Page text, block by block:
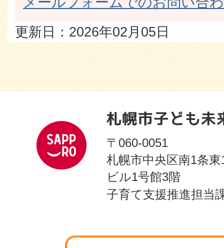
更新日：2026年02月05日
〒060-0051
札幌市中央区南1条
ビル1号館3階
子育て支援推進担当